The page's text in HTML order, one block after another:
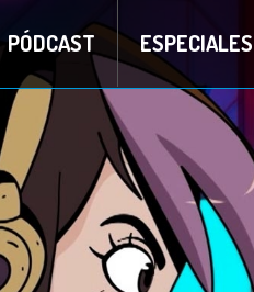
PÓDCAST ESPECIALES